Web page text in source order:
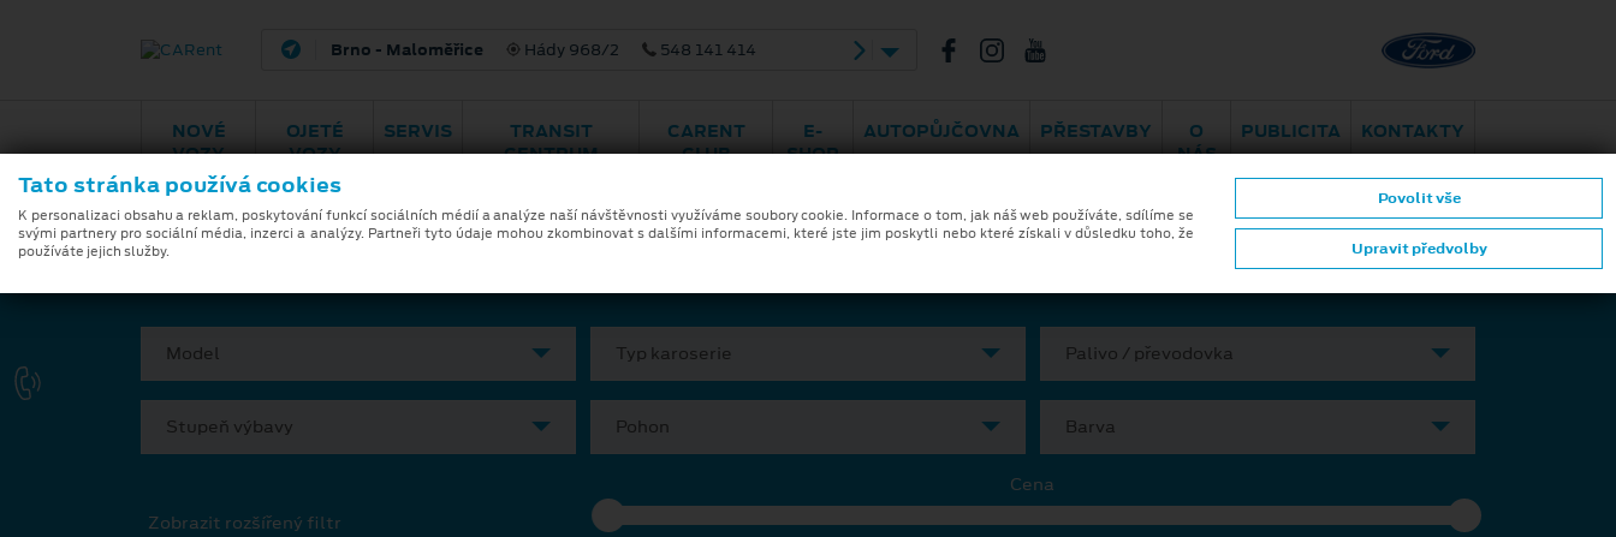
Brno - Maloměřice Hády 968/2 548 141 414 Brno - Juliánov
NOVÉ
VOZY
Modely Zvýhodněná nabídka a financování Skladové vozy Elektromobilita Aplikace Ford
OJETÉ
VOZY
SERVIS
TRANSIT
CENTRUM
CARENT
CLUB
E-
SHOP
AUTOPŮJČOVNA PŘESTAVBY
O
NÁS
PUBLICITA KONTAKTY
VYBERTE SI VÁŠ VŮZ
Model Typ karoserie Palivo / převodovka
Stupeň výbavy Pohon Barva
Zobrazit rozšířený filtr
Cena
Tato stránka používá cookies
K personalizaci obsahu a reklam, poskytování funkcí sociálních médií a analýze naší návštěvnosti využíváme soubory cookie. Informace o tom, jak náš web používáte, sdílíme se
svými partnery pro sociální média, inzerci a analýzy. Partneři tyto údaje mohou zkombinovat s dalšími informacemi, které jste jim poskytli nebo které získali v důsledku toho, že
používáte jejich služby.
Upravit předvolby
Povolit vše